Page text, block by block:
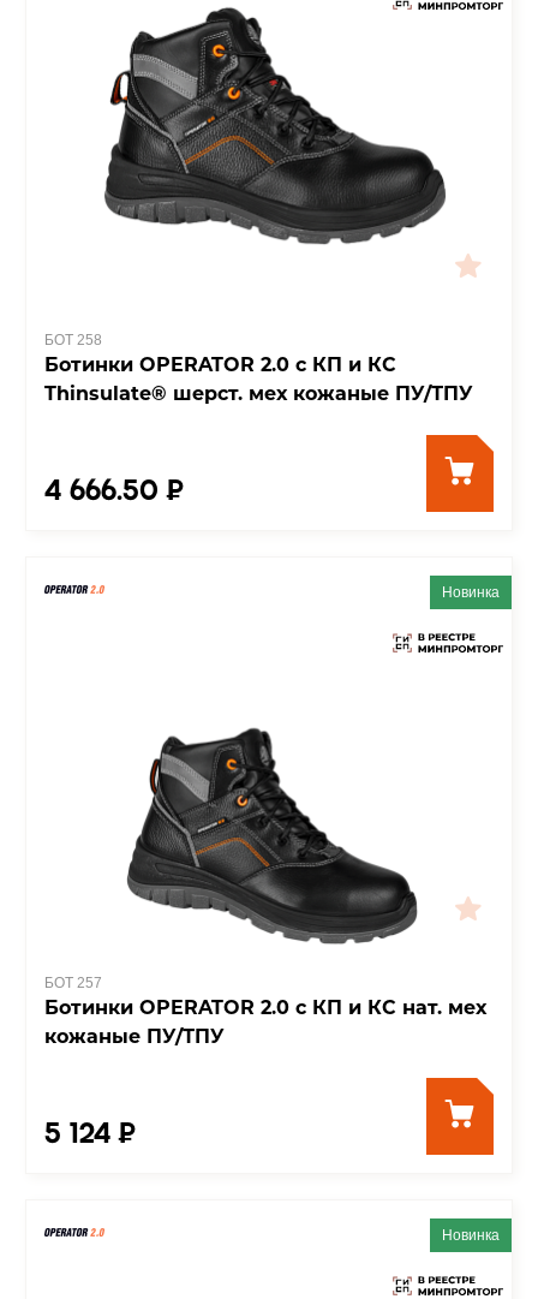
БОТ 258
Ботинки OPERATOR 2.0 с КП и КС
Thinsulate® шерст. мех кожаные ПУ/ТПУ
4 666.50 ₽
Новинка
БОТ 257
Ботинки OPERATOR 2.0 с КП и КС нат. мех
кожаные ПУ/ТПУ
5 124 ₽
Новинка